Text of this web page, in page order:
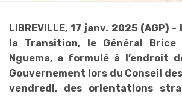
LIBREVILLE, 17 janv. 2025 (AGP)
la Transition, le Général Brice
Nguema, a formulé à l’endroit
Gouvernement lors du Conseil
vendredi, des orientations